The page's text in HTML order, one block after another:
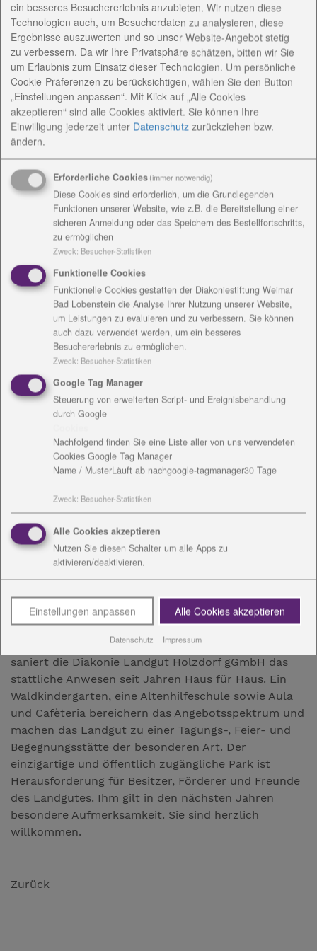
im Ambiente des Landguts Holzdorf. Speisen Sie mit
Familie oder Freunden an einer festlich
geschmückten Tafel im Freien. Hersteller der Region
bieten Genuss im Weimarer Land. Die Veranstaltung
ist ein Projekt der Regionalen LEADER–
Aktionsgruppe Weimarer Land - Mittelthüringen e.V.
Das Landgut Holzdorf ist erfreut, in diesem Jahr
Gastgeber sein zu dürfen.
Wir laden Sie ein, neues und altes im Park und den
Gebäuden im Landgut Holzdorf zu entdecken und
bieten zum Tag des offenen Denkmals an:
Park- und Herrenhaus-Führungen: 12:00, 13:00,
14:00, 15:00 und 16:00 Uhr
Galerie im Herrenhaus ist geöffnet Führungen in der
Schule Johannes Falk: 12:00, 13:00, 14:00, 15:00 und
16:00 Uhr
Waldkindergarten: Führungen und Angebote für
Informationen vom Förderverein, Fladen und Kuchen
aus dem Holzbackofen, Töpferwaren und mehr im
LandGutLädchen
Zum Landgut Holzdorf:
Baugeschichte des Gutshauses bis in das 17.
Jahrhundert zurück. Der bauliche Kern wurde seit
1900 zu einer stattlichen Gutsanlage umgeformt.
1917 erwirbt der Mannheimer Fabrikant und
Kunstsammler Dr. Otto Krebs das Anwesen. Er baut
es zu einem repräsentativen Herrensitz um. Nach
1945 wird es als Versorgungszentrum der Roten
Armee, Kinderheim und Schule genutzt.
Innovativ, aufwendig und mit Liebe zum Detail
saniert die Diakonie Landgut Holzdorf gGmbH das
stattliche Anwesen seit Jahren Haus für Haus. Ein
Waldkindergarten, eine Altenhilfeschule sowie Aula
und Cafèteria bereichern das Angebotsspektrum und
machen das Landgut zu einer Tagungs-, Feier- und
Begegnungsstätte der besonderen Art. Der
einzigartige und öffentlich zugängliche Park ist
Herausforderung für Besitzer, Förderer und Freunde
des Landgutes. Ihm gilt in den nächsten Jahren
besondere Aufmerksamkeit. Sie sind herzlich
willkommen.
Zurück
ein besseres Besuchererlebnis anzubieten. Wir nutzen diese
Technologien auch, um Besucherdaten zu analysieren, diese
Ergebnisse auszuwerten und so unser Website-Angebot stetig
zu verbessern. Da wir Ihre Privatsphäre schätzen, bitten wir Sie
um Erlaubnis zum Einsatz dieser Technologien. Um persönliche
Cookie-Präferenzen zu berücksichtigen, wählen Sie den Button
„Einstellungen anpassen“. Mit Klick auf „Alle Cookies
akzeptieren“ sind alle Cookies aktiviert. Sie können Ihre
Einwilligung jederzeit unter Datenschutz zurückziehen bzw.
ändern.
Erforderliche Cookies(immer notwendig)
Diese Cookies sind erforderlich, um die Grundlegenden
Funktionen unserer Website, wie z.B. die Bereitstellung einer
sicheren Anmeldung oder das Speichern des Bestellfortschritts,
zu ermöglichen
Zweck: Besucher-Statistiken
Funktionelle Cookies
Funktionelle Cookies gestatten der Diakoniestiftung Weimar
Bad Lobenstein die Analyse Ihrer Nutzung unserer Website,
um Leistungen zu evaluieren und zu verbessern. Sie können
auch dazu verwendet werden, um ein besseres
Besuchererlebnis zu ermöglichen.
Zweck: Besucher-Statistiken
Google Tag Manager
Steuerung von erweiterten Script- und Ereignisbehandlung
durch Google
Nachfolgend finden Sie eine Liste aller von uns verwendeten
Cookies Google Tag Manager
Name / MusterLäuft ab nachgoogle-tagmanager30 Tage
Zweck: Besucher-Statistiken
Alle Cookies akzeptieren
Nutzen Sie diesen Schalter um alle Apps zu
aktivieren/deaktivieren.
Einstellungen anpassen Alle Cookies akzeptieren
Datenschutz | Impressum